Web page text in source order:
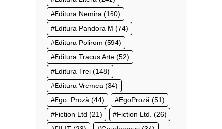
Editura Nemira (160)
Editura Pandora M (74)
Editura Polirom (594)
Editura Tracus Arte (52)
Editura Trei (148)
Editura Vremea (34)
Ego. Proză (44) EgoProză (51)
Fiction Ltd (21) Fiction Ltd. (26)